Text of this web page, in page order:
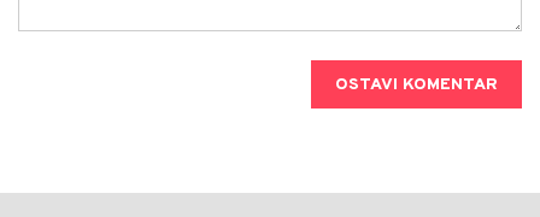
OSTAVI KOMENTAR